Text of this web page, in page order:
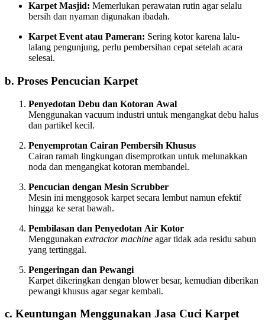
Karpet Masjid: Memerlukan perawatan rutin agar selalu
bersih dan nyaman digunakan ibadah.
Karpet Event atau Pameran: Sering kotor karena lalu-
lalang pengunjung, perlu pembersihan cepat setelah acara
selesai.
b. Proses Pencucian Karpet
Penyedotan Debu dan Kotoran Awal
Menggunakan vacuum industri untuk mengangkat debu halus
dan partikel kecil.
Penyemprotan Cairan Pembersih Khusus
Cairan ramah lingkungan disemprotkan untuk melunakkan
noda dan mengangkat kotoran membandel.
Pencucian dengan Mesin Scrubber
Mesin ini menggosok karpet secara lembut namun efektif
hingga ke serat bawah.
Pembilasan dan Penyedotan Air Kotor
Menggunakan extractor machine agar tidak ada residu sabun
yang tertinggal.
Pengeringan dan Pewangi
Karpet dikeringkan dengan blower besar, kemudian diberikan
pewangi khusus agar segar kembali.
c. Keuntungan Menggunakan Jasa Cuci Karpet